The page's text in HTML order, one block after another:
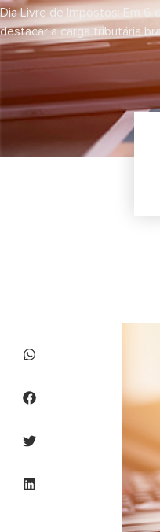
Dia Livre de Impostos: Em 6
destacar a carga tributária